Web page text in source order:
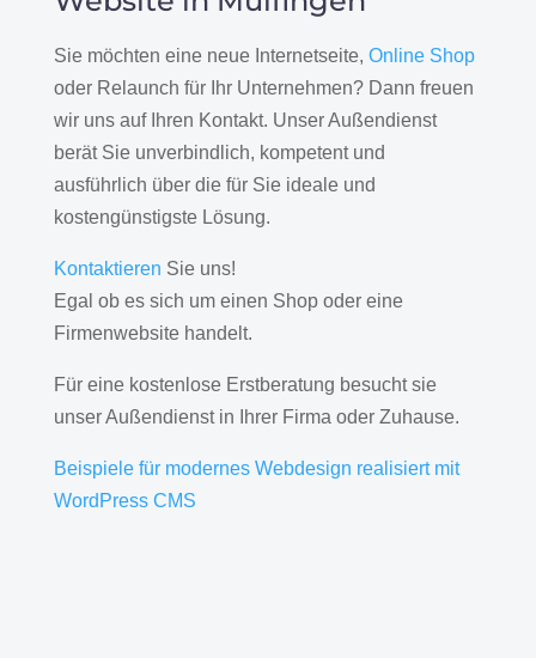
Sie möchten eine neue Internetseite, Online Shop
oder Relaunch für Ihr Unternehmen? Dann freuen
wir uns auf Ihren Kontakt. Unser Außendienst
berät Sie unverbindlich, kompetent und
ausführlich über die für Sie ideale und
kostengünstigste Lösung.
Kontaktieren Sie uns!
Egal ob es sich um einen Shop oder eine
Firmenwebsite handelt.
Für eine kostenlose Erstberatung besucht sie
unser Außendienst in Ihrer Firma oder Zuhause.
Beispiele für modernes Webdesign realisiert mit
WordPress CMS